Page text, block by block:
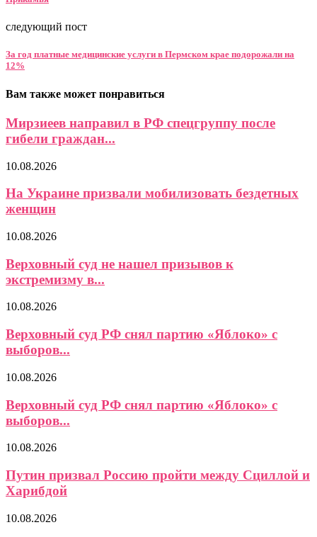
следующий пост
За год платные медицинские услуги в Пермском крае подорожали на
12%
Вам также может понравиться
Мирзиеев направил в РФ спецгруппу после
гибели граждан...
10.08.2026
На Украине призвали мобилизовать бездетных
женщин
10.08.2026
Верховный суд не нашел призывов к
экстремизму в...
10.08.2026
Верховный суд РФ снял партию «Яблоко» с
выборов...
10.08.2026
Верховный суд РФ снял партию «Яблоко» с
выборов...
10.08.2026
Путин призвал Россию пройти между Сциллой и
Харибдой
10.08.2026